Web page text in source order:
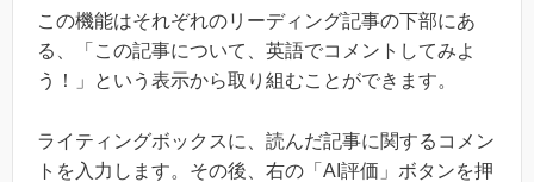
この機能はそれぞれのリーディング記事の下部にあ
る、「この記事について、英語でコメントしてみよ
う！」という表示から取り組むことができます。
ライティングボックスに、読んだ記事に関するコメン
トを入力します。その後、右の「AI評価」ボタンを押